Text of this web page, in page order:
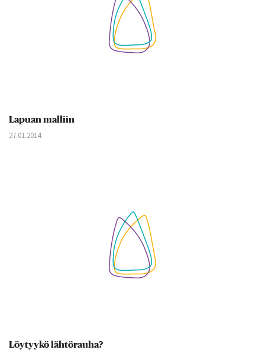
Lapuan malliin
27.01.2014
Löytyykö lähtörauha?